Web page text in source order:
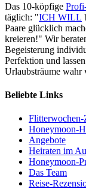
Das 10-köpfige
täglich: "ICH WILL
Paare glücklich
kreieren!" Wir
Begeisterung
Perfektion und
Urlaubsträume wahr
Beliebte Links
Honeymoon-
Angebote
Heiraten im
Honeymoon-
Das Team
Reise-